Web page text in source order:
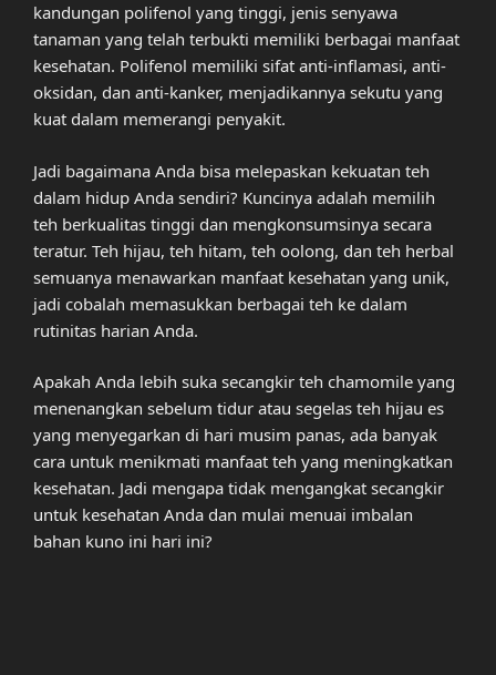
kandungan polifenol yang tinggi, jenis senyawa
tanaman yang telah terbukti memiliki berbagai manfaat
kesehatan. Polifenol memiliki sifat anti-inflamasi, anti-
oksidan, dan anti-kanker, menjadikannya sekutu yang
kuat dalam memerangi penyakit.
Jadi bagaimana Anda bisa melepaskan kekuatan teh
dalam hidup Anda sendiri? Kuncinya adalah memilih
teh berkualitas tinggi dan mengkonsumsinya secara
teratur. Teh hijau, teh hitam, teh oolong, dan teh herbal
semuanya menawarkan manfaat kesehatan yang unik,
jadi cobalah memasukkan berbagai teh ke dalam
rutinitas harian Anda.
Apakah Anda lebih suka secangkir teh chamomile yang
menenangkan sebelum tidur atau segelas teh hijau es
yang menyegarkan di hari musim panas, ada banyak
cara untuk menikmati manfaat teh yang meningkatkan
kesehatan. Jadi mengapa tidak mengangkat secangkir
untuk kesehatan Anda dan mulai menuai imbalan
bahan kuno ini hari ini?